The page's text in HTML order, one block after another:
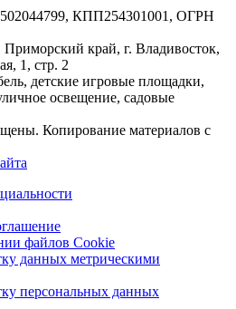
КПП254301001, ОГРН
край, г. Владивосток,
1, стр. 2
детские игровые площадки,
освещение, садовые
Копирование материалов с
файлов Cookie
данных метрическими
персональных данных